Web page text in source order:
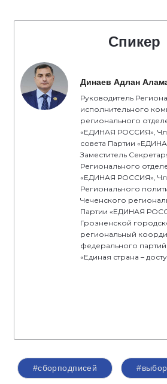
Спикер
Динаев Адлан
Руководитель
исполнительного
регионального
«ЕДИНАЯ РОССИЯ»,
совета Партии
Заместитель
Регионального
«ЕДИНАЯ РОССИЯ»,
Регионального
Чеченского
Партии «ЕДИНАЯ
Грозненской
региональный
федерального
«Единая страна –
#сборподписей